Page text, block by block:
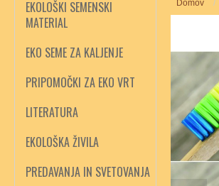
EKOLOŠKI SEMENSKI
MATERIAL
EKO SEME ZA KALJENJE
PRIPOMOČKI ZA EKO VRT
LITERATURA
EKOLOŠKA ŽIVILA
PREDAVANJA IN SVETOVANJA
Domov